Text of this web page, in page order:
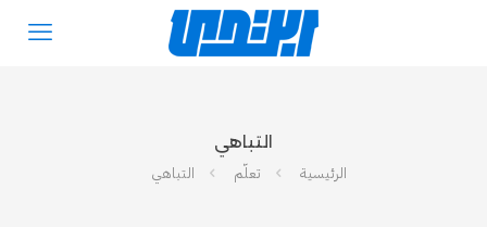
التباهي
الرئيسية
تعلّم التباهي